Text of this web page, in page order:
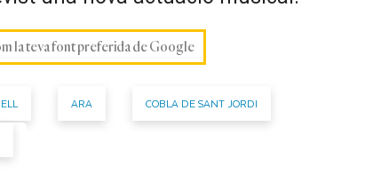
la teva font preferida de Google
ARA COBLA DE SANT JORDI